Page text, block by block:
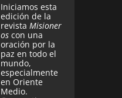
Iniciamos esta
edición de la
revista Misioner
os con una
oración por la
paz en todo el
mundo,
especialmente
en Oriente
Medio.